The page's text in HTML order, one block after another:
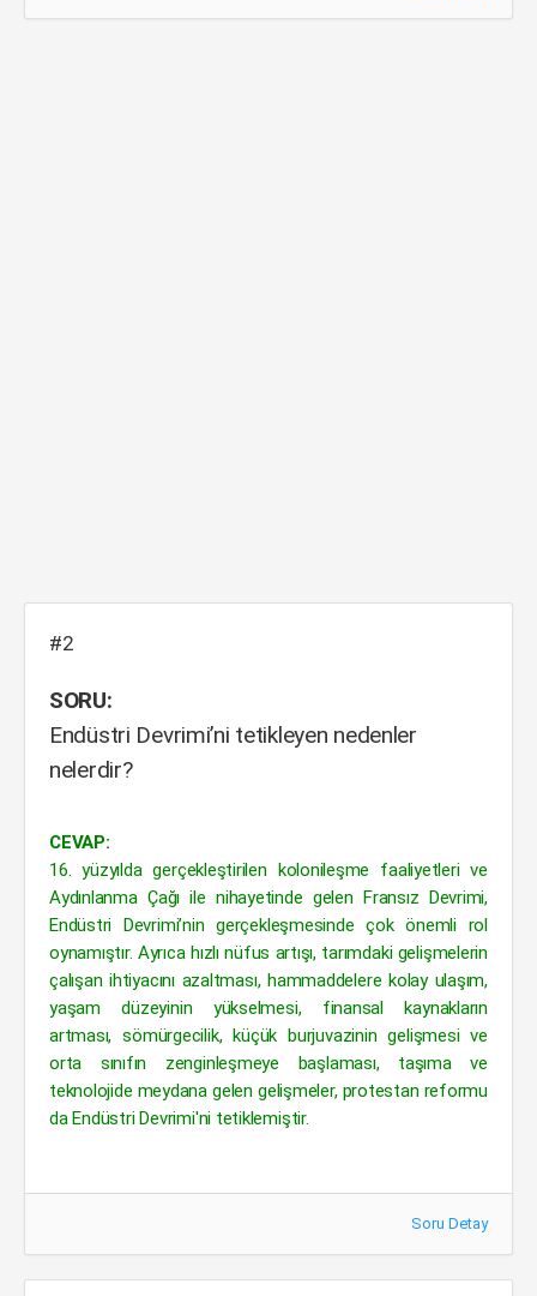
#2
SORU:
Endüstri Devrimi’ni tetikleyen nedenler
nelerdir?
CEVAP:
16. yüzyılda gerçekleştirilen kolonileşme faaliyetleri ve
Aydınlanma Çağı ile nihayetinde gelen Fransız Devrimi,
Endüstri Devrimi’nin gerçekleşmesinde çok önemli rol
oynamıştır. Ayrıca hızlı nüfus artışı, tarımdaki gelişmelerin
çalışan ihtiyacını azaltması, hammaddelere kolay ulaşım,
yaşam düzeyinin yükselmesi, finansal kaynakların
artması, sömürgecilik, küçük burjuvazinin gelişmesi ve
orta sınıfın zenginleşmeye başlaması, taşıma ve
teknolojide meydana gelen gelişmeler, protestan reformu
da Endüstri Devrimi'ni tetiklemiştir.
Soru Detay